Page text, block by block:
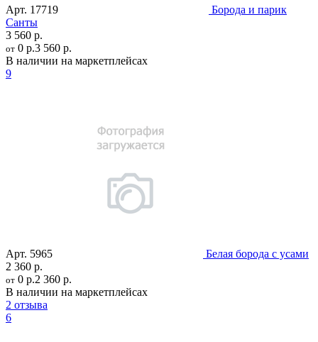
Арт. 17719
Борода и парик
Санты
3 560 р.
от 0 р.3 560 р.
В наличии на маркетплейсах
9
Арт. 5965
Белая борода с усами
2 360 р.
от 0 р.2 360 р.
В наличии на маркетплейсах
2 отзыва
6